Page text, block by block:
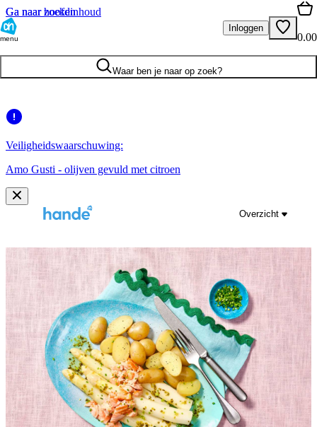
Ga naar hoofdinhoud
Ga naar zoeken
menu
Inloggen
0.00
Waar ben je naar op zoek?
Veiligheidswaarschuwing:
Amo Gusti - olijven gevuld met citroen
Overzicht